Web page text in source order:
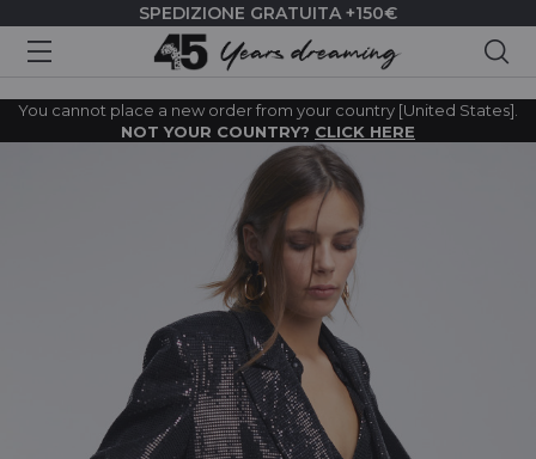
SPEDIZIONE GRATUITA +150€
You cannot place a new order from your country [United States].
NOT YOUR COUNTRY? CLICK HERE